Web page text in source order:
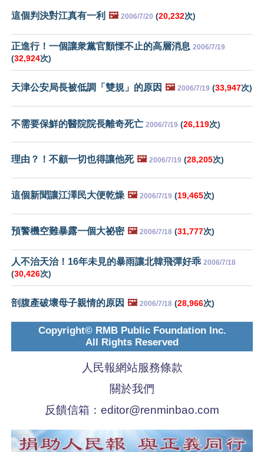
這個判決對江真有一利 🖼️ 2006/7/20 (20,232次)
正進行！一個讓衆黨官顫慄不止的高層消息 2006/7/19
(32,924次)
天津公安局長被低調「雙規」的原因 🖼️ 2006/7/19 (33,947次)
不需要保鮮的醫院院長離奇死亡 2006/7/19 (26,119次)
理由？！不顧一切也得讓他死 🖼️ 2006/7/19 (28,205次)
這個新聞讓江澤民大便乾燥 🖼️ 2006/7/19 (19,465次)
預警機空難暴露一個大祕密 🖼️ 2006/7/18 (31,777次)
人不治天治！16年未見的暴雨讓北韓飛彈好乖 2006/7/18
(30,426次)
剖腹產破壞母子親情的原因 🖼️ 2006/7/18 (28,966次)
Copyright© RMB Public Foundation Inc.
All Rights Reserved
人民報網站服務條款
關於我們
反饋信箱： editor@renminbao.com